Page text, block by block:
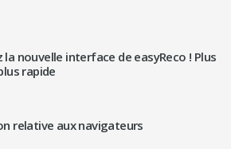
la nouvelle interface de easyReco ! Plus
rapide
relative aux navigateurs